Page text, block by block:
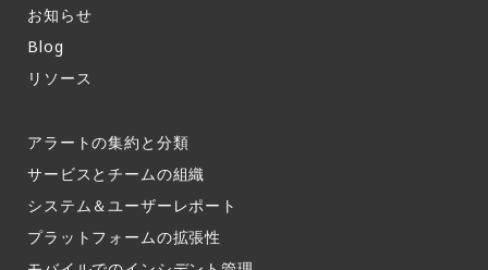
お知らせ​
Blog
リソース
アラートの集約と分類​
サービスとチームの組織​
システム＆ユーザーレポート​
プラットフォームの拡張性